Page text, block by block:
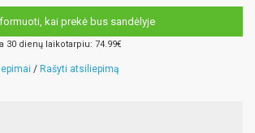
kai prekė bus sandėlyje
30 dienų laikotarpiu: 74.99€
/ Rašyti atsiliepimą